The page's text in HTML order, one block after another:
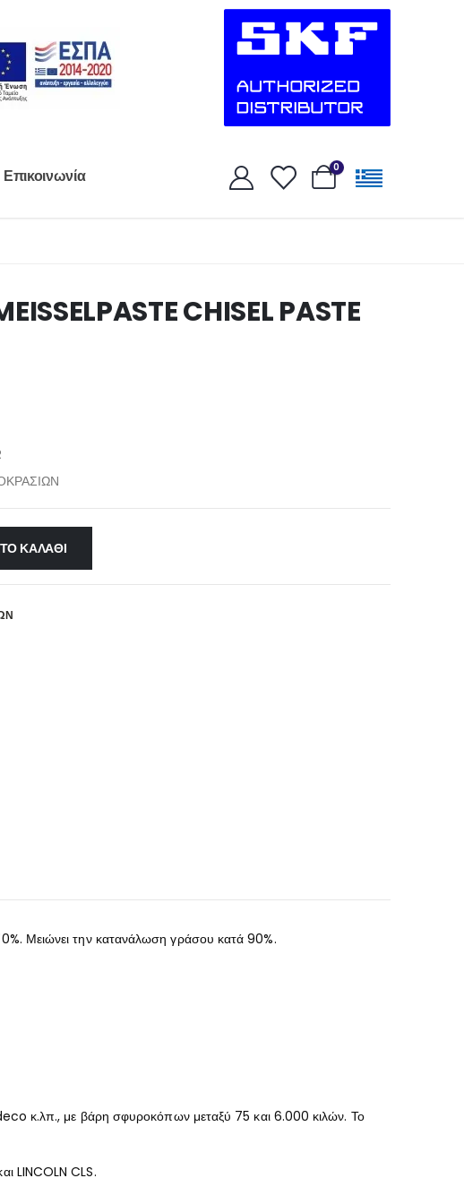
Επικοινωνία 0
CHISEL PASTE
ΚΑΛΆΘΙ
Μειώνει την κατανάλωση γράσου κατά 90%.
κ.λπ., με βάρη σφυροκόπων μεταξύ 75 και 6.000 κιλών. Το
LINCOLN CLS.